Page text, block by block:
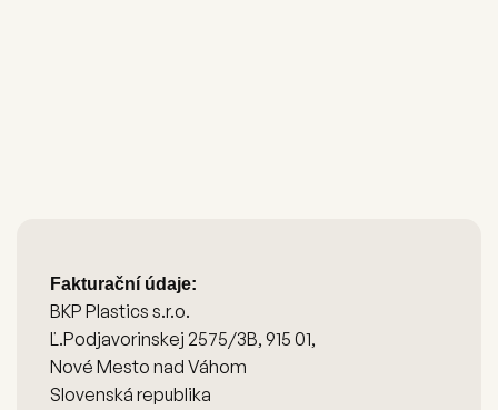
Fakturační údaje:
BKP Plastics s.r.o.
Ľ.Podjavorinskej 2575/3B, 915 01,
Nové Mesto nad Váhom
Slovenská republika